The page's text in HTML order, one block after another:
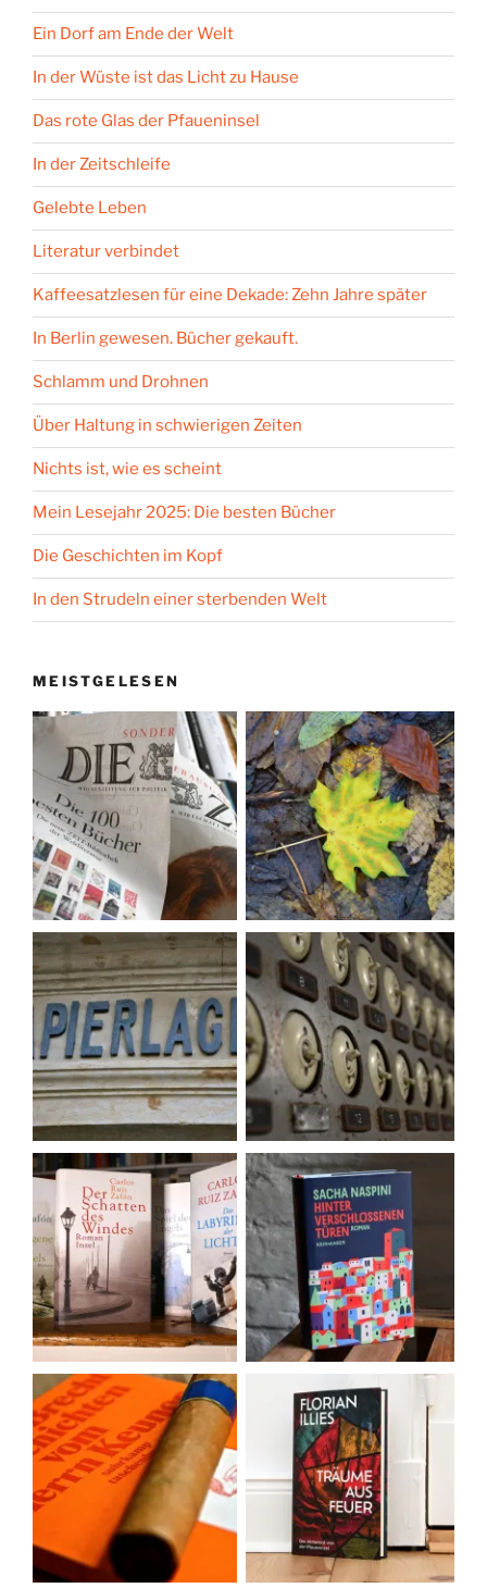
Ein Dorf am Ende der Welt
In der Wüste ist das Licht zu Hause
Das rote Glas der Pfaueninsel
In der Zeitschleife
Gelebte Leben
Literatur verbindet
Kaffeesatzlesen für eine Dekade: Zehn Jahre später
In Berlin gewesen. Bücher gekauft.
Schlamm und Drohnen
Über Haltung in schwierigen Zeiten
Nichts ist, wie es scheint
Mein Lesejahr 2025: Die besten Bücher
Die Geschichten im Kopf
In den Strudeln einer sterbenden Welt
MEISTGELESEN